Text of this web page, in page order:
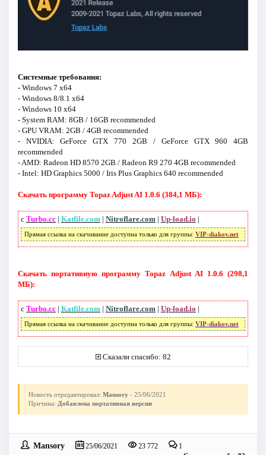
Системные требования:
- Windows 7 x64
- Windows 8/8.1 x64
- Windows 10 x64
- System RAM: 8GB / 16GB recommended
- GPU VRAM: 2GB / 4GB recommended
- NVIDIA: GeForce GTX 770 2GB / GeForce GTX 960 4GB
recommended
- AMD: Radeon HD 8570 2GB / Radeon R9 270 4GB recommended
- Intel: HD Graphics 5000 / Iris Plus Graphics 640 recommended
Скачать программу Topaz Adjust AI 1.0.6 (384,1 МБ):
с Turbo.cc| Katfile.com | Nitroflare.com | Up-load.io |
Прямая ссылка на скачивание доступна только для группы: VIP-diakov.net
Скачать портативную программу Topaz Adjust AI 1.0.6 (298,1
МБ):
с Turbo.cc| Katfile.com | Nitroflare.com | Up-load.io |
Прямая ссылка на скачивание доступна только для группы: VIP-diakov.net
Сказали спасибо: 82
Новость отредактировал: Mansory- 25/06/2021
Причина: Добавлена портативная версия
Mansory 25/06/2021 23 772 1